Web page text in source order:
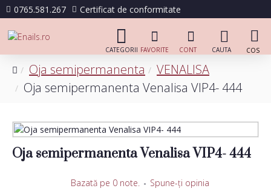
0765.581.267 Certificat de conformitate
Oja semipermanenta
VENALISA
Oja semipermanenta Venalisa VIP4- 444
Oja semipermanenta Venalisa VIP4- 444
Bazată pe 0 note. - Spune-ţi opinia